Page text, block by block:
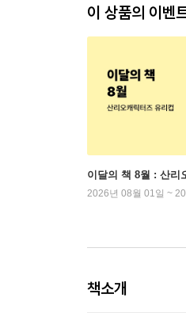
이 상품의 이벤
이달의 책 8월 : 산리
2026년 08월 01일 ~
책소개